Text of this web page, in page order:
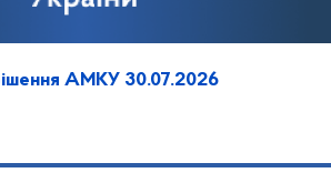
АМКУ 30.07.2026